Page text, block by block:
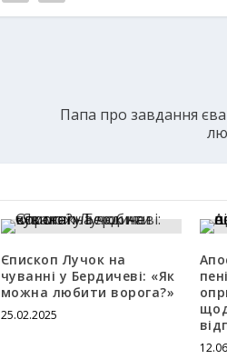
Папа про завдання
Єпископ Лучок на
чуванні у Бердичеві: «Як
можна любити ворога?»
25.02.2025